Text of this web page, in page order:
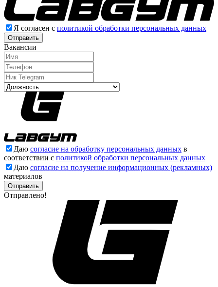
Я согласен с политикой обработки персональных данных
Отправить
Вакансии
Даю согласие на обработку персональных данных в
соответствии с политикой обработки персональных данных
Даю согласие на получение информационных (рекламных)
материалов
Отправлено!